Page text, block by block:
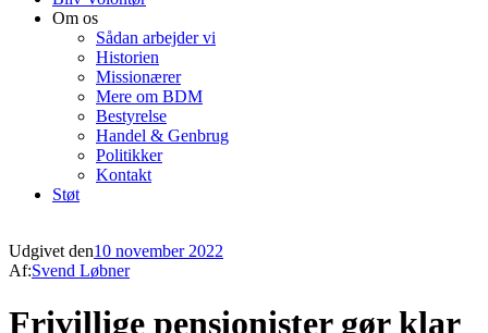
Om os
Sådan arbejder vi
Historien
Missionærer
Mere om BDM
Bestyrelse
Handel & Genbrug
Politikker
Kontakt
Støt
Udgivet den10 november 2022
Af:Svend Løbner
Frivillige pensionister gør klar